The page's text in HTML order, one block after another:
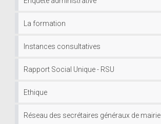
La formation
Instances consultatives
Rapport Social Unique - RSU
Ethique
Réseau des secrétaires généraux de mairie